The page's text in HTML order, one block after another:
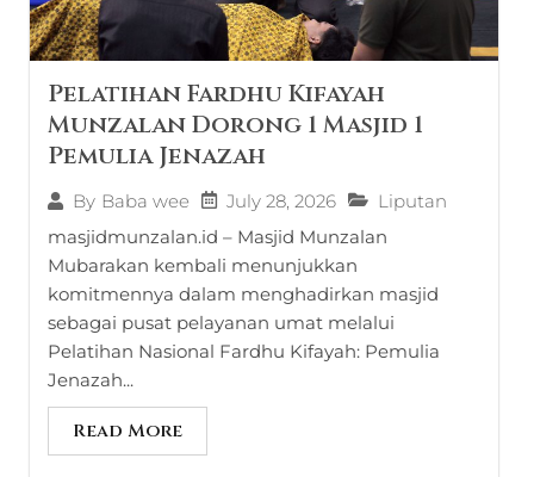
Pelatihan Fardhu Kifayah
Munzalan Dorong 1 Masjid 1
Pemulia Jenazah
By Baba wee July 28, 2026
Liputan
masjidmunzalan.id – Masjid Munzalan
Mubarakan kembali menunjukkan
komitmennya dalam menghadirkan masjid
sebagai pusat pelayanan umat melalui
Pelatihan Nasional Fardhu Kifayah: Pemulia
Jenazah...
Read More